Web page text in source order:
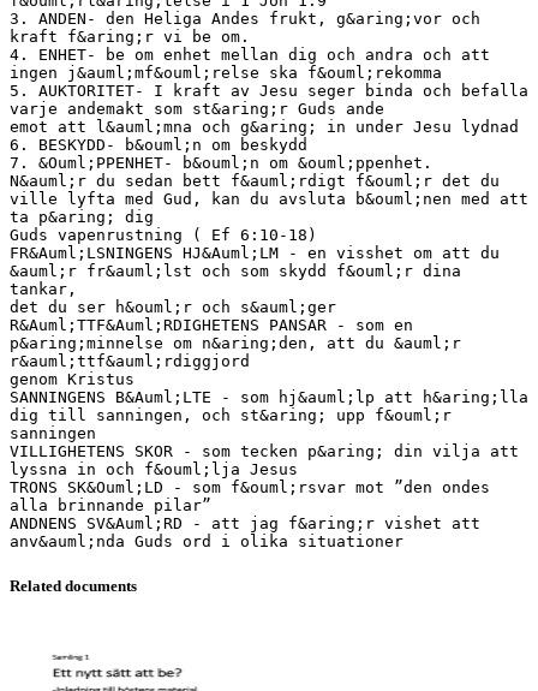
3. ANDEN- den Heliga Andes frukt, g&aring;vor och
kraft f&aring;r vi be om.
4. ENHET- be om enhet mellan dig och andra och att
ingen j&auml;mf&ouml;relse ska f&ouml;rekomma
5. AUKTORITET- I kraft av Jesu seger binda och befalla
varje andemakt som st&aring;r Guds ande
emot att l&auml;mna och g&aring; in under Jesu lydnad
6. BESKYDD- b&ouml;n om beskydd
7. &Ouml;PPENHET- b&ouml;n om &ouml;ppenhet.
N&auml;r du sedan bett f&auml;rdigt f&ouml;r det du
ville lyfta med Gud, kan du avsluta b&ouml;nen med att
ta p&aring; dig
Guds vapenrustning ( Ef 6:10-18)
FR&Auml;LSNINGENS HJ&Auml;LM - en visshet om att du
&auml;r fr&auml;lst och som skydd f&ouml;r dina
tankar,
det du ser h&ouml;r och s&auml;ger
R&Auml;TTF&Auml;RDIGHETENS PANSAR - som en
p&aring;minnelse om n&aring;den, att du &auml;r
r&auml;ttf&auml;rdiggjord
genom Kristus
SANNINGENS B&Auml;LTE - som hj&auml;lp att h&aring;lla
dig till sanningen, och st&aring; upp f&ouml;r
sanningen
VILLIGHETENS SKOR - som tecken p&aring; din vilja att
lyssna in och f&ouml;lja Jesus
TRONS SK&Ouml;LD - som f&ouml;rsvar mot ”den ondes
alla brinnande pilar”
ANDNENS SV&Auml;RD - att jag f&aring;r vishet att
Related documents